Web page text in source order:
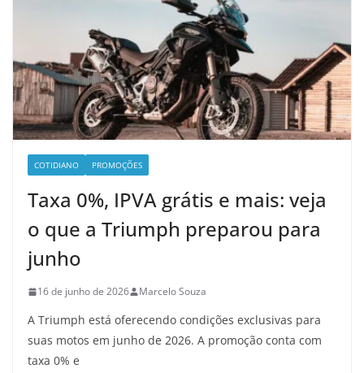
COTIDIANO PROMOÇÕES
Taxa 0%, IPVA grátis e mais: veja
o que a Triumph preparou para
junho
16 de junho de 2026 Marcelo Souza
A Triumph está oferecendo condições exclusivas para
suas motos em junho de 2026. A promoção conta com
taxa 0% e